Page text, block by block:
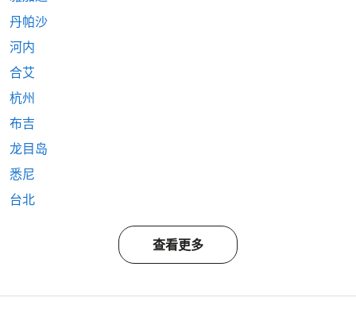
丹帕沙
河内
合艾
杭州
布吉
龙目岛
悉尼
台北
查看更多